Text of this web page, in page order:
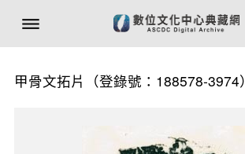
甲骨文拓片（登錄號：188578-3974）